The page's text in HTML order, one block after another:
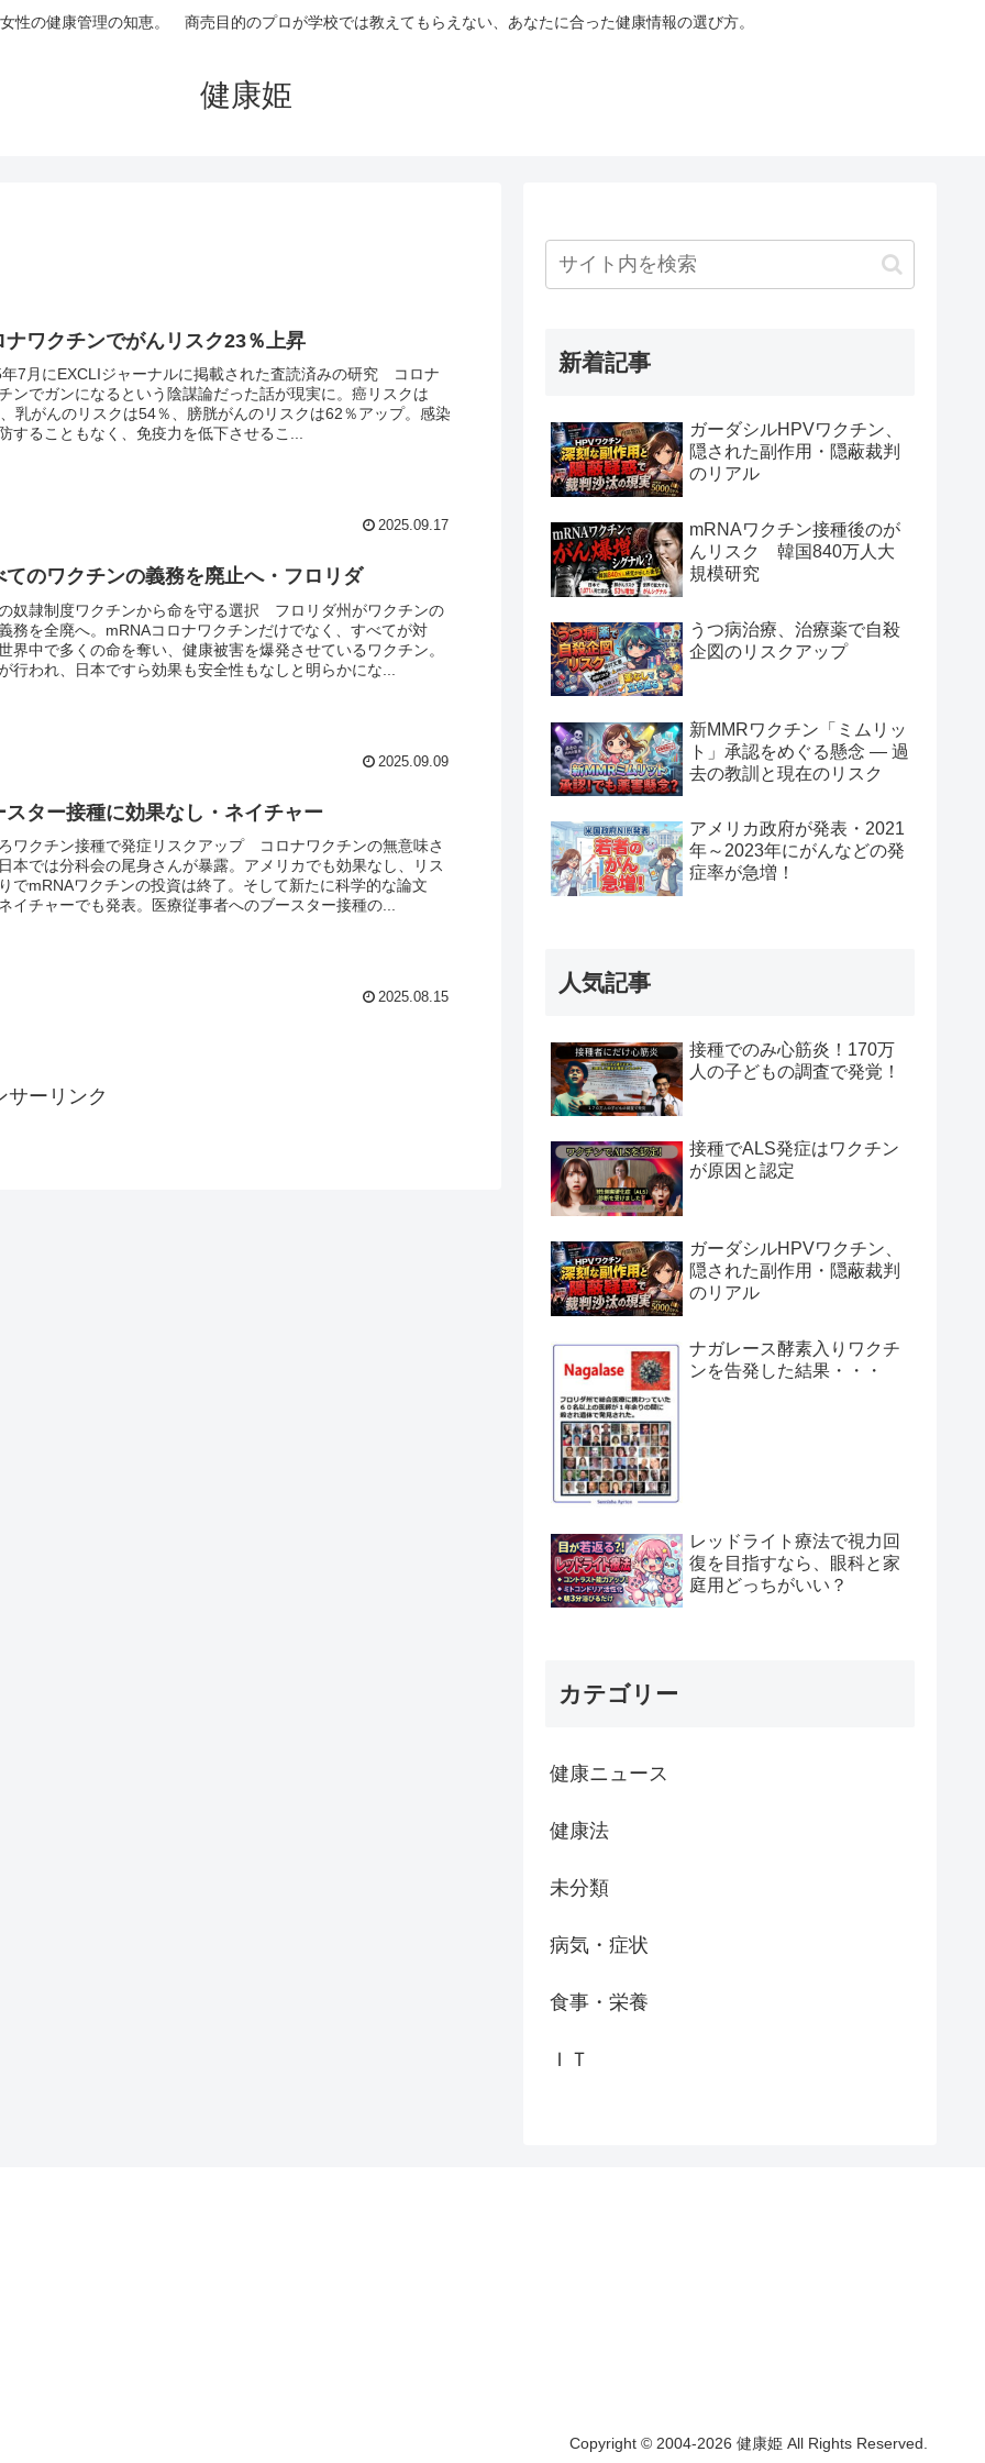
性の健康管理の知恵。 商売目的のプロが学校では教えてもらえない、あなたに合った健康情報の選び方。
健康姫
ナワクチンでがんリスク23％上昇
7月にEXCLIジャーナルに掲載された査読済みの研究 コロナ
ンでガンになるという陰謀論だった話が現実に。癌リスクは
乳がんのリスクは54％、膀胱がんのリスクは62％アップ。感染
することもなく、免疫力を低下させるこ...
2025.09.17
てのワクチンの義務を廃止へ・フロリダ
奴隷制度ワクチンから命を守る選択 フロリダ州がワクチンの
務を全廃へ。mRNAコロナワクチンだけでなく、すべてが対
界中で多くの命を奪い、健康被害を爆発させているワクチン。
行われ、日本ですら効果も安全性もなしと明らかにな...
2025.09.09
スター接種に効果なし・ネイチャー
ワクチン接種で発症リスクアップ コロナワクチンの無意味さ
本では分科会の尾身さんが暴露。アメリカでも効果なし、リス
でmRNAワクチンの投資は終了。そして新たに科学的な論文
イチャーでも発表。医療従事者へのブースター接種の...
2025.08.15
サーリンク
新着記事
ガーダシルHPVワクチン、
隠された副作用・隠蔽裁判
のリアル
mRNAワクチン接種後のが
んリスク 韓国840万人大
規模研究
うつ病治療、治療薬で自殺
企図のリスクアップ
新MMRワクチン「ミムリッ
ト」承認をめぐる懸念 — 過
去の教訓と現在のリスク
アメリカ政府が発表・2021
年～2023年にがんなどの発
症率が急増！
人気記事
接種でのみ心筋炎！170万
人の子どもの調査で発覚！
接種でALS発症はワクチン
が原因と認定
ガーダシルHPVワクチン、
隠された副作用・隠蔽裁判
のリアル
ナガレース酵素入りワクチ
ンを告発した結果・・・
レッドライト療法で視力回
復を目指すなら、眼科と家
庭用どっちがいい？
カテゴリー
健康ニュース
健康法
未分類
病気・症状
食事・栄養
ＩＴ
Copyright © 2004-2026 健康姫 All Rights Reserved.